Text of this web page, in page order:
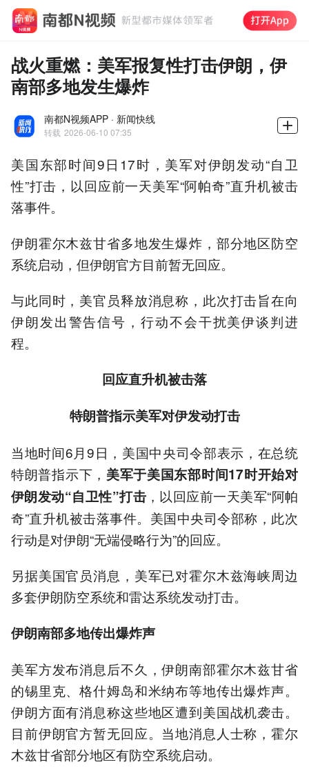
战火重燃：美军报复性打击伊朗，伊
南部多地发生爆炸
南都N视频APP · 新闻快线
转载 2026-06-10 07:35
美国东部时间9日17时，美军对伊朗发动“自卫
性”打击，以回应前一天美军“阿帕奇”直升机被击
落事件。
伊朗霍尔木兹甘省多地发生爆炸，部分地区防空
系统启动，但伊朗官方目前暂无回应。
与此同时，美官员释放消息称，此次打击旨在向
伊朗发出警告信号，行动不会干扰美伊谈判进
程。
回应直升机被击落
特朗普指示美军对伊发动打击
当地时间6月9日，美国中央司令部表示，在总统
特朗普指示下， 美军于美国东部时间17时开始对
伊朗发动“自卫性”打击 ，以回应前一天美军“阿帕
奇”直升机被击落事件。美国中央司令部称，此次
行动是对伊朗“无端侵略行为”的回应。
另据美国官员消息，美军已对霍尔木兹海峡周边
多套伊朗防空系统和雷达系统发动打击。
伊朗南部多地传出爆炸声
美军方发布消息后不久，伊朗南部霍尔木兹甘省
的锡里克、格什姆岛和米纳布等地传出爆炸声。
伊朗方面有消息称这些地区遭到美国战机袭击。
目前伊朗官方暂无回应。当地消息人士称，霍尔
木兹甘省部分地区有防空系统启动。